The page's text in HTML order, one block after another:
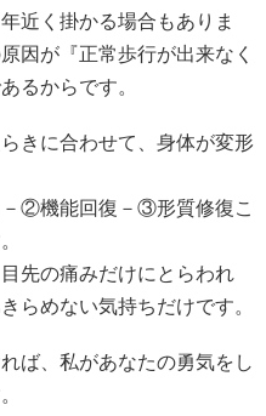
近く掛かる場合もありま
因が『正常歩行が出来なく
るからです。
きに合わせて、身体が変形
②機能回復－③形質修復こ
先の痛みだけにとらわれ
らめない気持ちだけです。
ば、私があなたの勇気をし